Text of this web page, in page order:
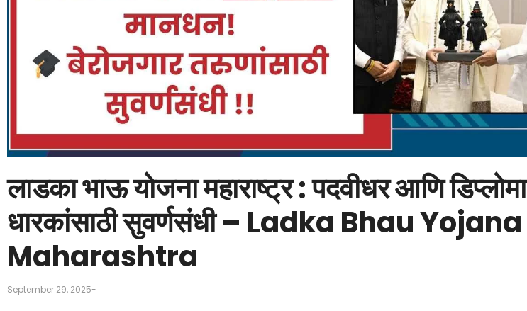
लाडका भाऊ योजना महाराष्ट्र : पदवीधर आणि डिप्लोमा
धारकांसाठी सुवर्णसंधी – Ladka Bhau Yojana
Maharashtra
September 29, 2025-